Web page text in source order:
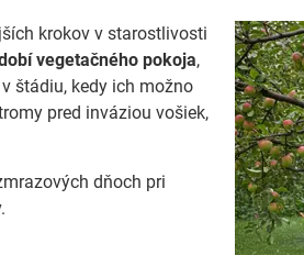
krokov v starostlivosti
vegetačného pokoja,
štádiu, kedy ich možno
pred inváziou vošiek,
dňoch pri